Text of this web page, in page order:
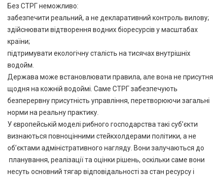
Без СТРГ неможливо:
забезпечити реальний, а не декларативний контроль вилову;
здійснювати відтворення водних біоресурсів у масштабах
країни;
підтримувати екологічну сталість на тисячах внутрішніх
водойм.
Держава може встановлювати правила, але вона не присутня
щодня на кожній водоймі. Саме СТРГ забезпечують
безперервну присутність управління, перетворюючи загальні
норми на реальну практику.
У європейській моделі рибного господарства такі суб’єкти
визнаються повноцінними стейкхолдерами політики, а не
об’єктами адміністративного нагляду. Вони залучаються до
планування, реалізації та оцінки рішень, оскільки саме вони
несуть основний тягар відповідальності за стан ресурсу і